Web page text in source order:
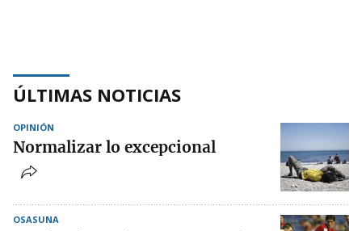
ÚLTIMAS NOTICIAS
OPINIÓN
Normalizar lo excepcional
OSASUNA